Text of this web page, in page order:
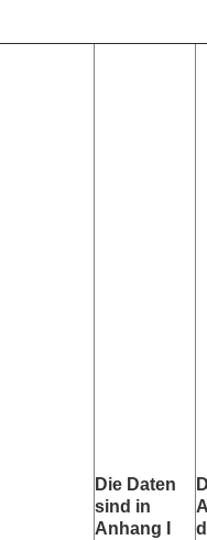
Die Daten
sind in
Anhang I